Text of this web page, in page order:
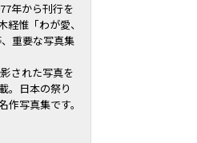
年から刊行を
経惟「わが愛、
重要な写真集
された写真を
。日本の祭り
写真集です。